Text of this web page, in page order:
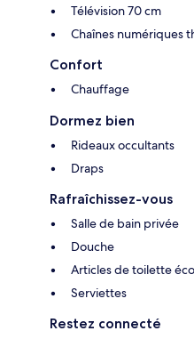
Télévision 70 cm
Chaînes numériques
Confort
Chauffage
Dormez bien
Rideaux occultants
Draps
Rafraîchissez-vous
Salle de bain privée
Douche
Articles de toilette
Serviettes
Restez connecté